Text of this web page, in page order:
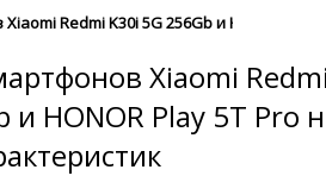
Redmi K30i 5G 256Gb и HONOR
Xiaomi
и HONOR Play 5T Pro